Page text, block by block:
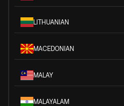
LITHUANIAN
MACEDONIAN
MALAY
MALAYALAM